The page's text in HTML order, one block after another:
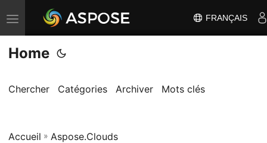
B
a
s
u
r
FRANÇAIS
Home
Chercher Catégories Archiver Mots clés
Accueil » Aspose.Clouds